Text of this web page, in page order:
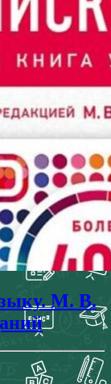
М. В.